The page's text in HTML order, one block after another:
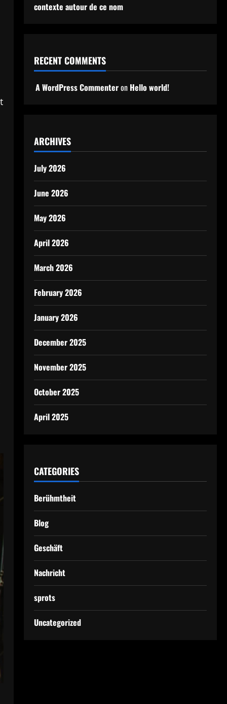
contexte autour de ce nom
RECENT COMMENTS
A WordPress Commenteron Hello world!
ARCHIVES
July 2026
June 2026
May 2026
April 2026
March 2026
February 2026
January 2026
December 2025
November 2025
October 2025
April 2025
CATEGORIES
Berühmtheit
Blog
Geschäft
Nachricht
sprots
Uncategorized